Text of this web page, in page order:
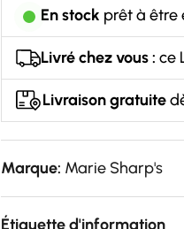
En stock prêt à être
Livré chez vous : ce
Livraison gratuite
Marque: Marie Sharp's
Étiquette d'information